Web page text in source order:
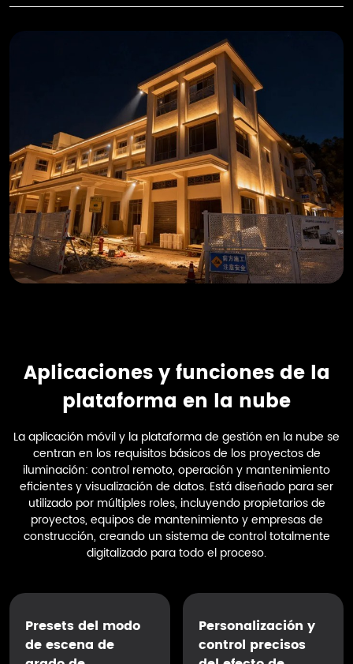
Aplicaciones y funciones de la
plataforma en la nube
La aplicación móvil y la plataforma de gestión en la nube se
centran en los requisitos básicos de los proyectos de
iluminación: control remoto, operación y mantenimiento
eficientes y visualización de datos. Está diseñado para ser
utilizado por múltiples roles, incluyendo propietarios de
proyectos, equipos de mantenimiento y empresas de
construcción, creando un sistema de control totalmente
digitalizado para todo el proceso.
Presets del modo
de escena de
Personalización y
control precisos